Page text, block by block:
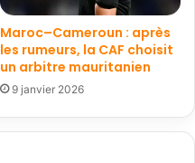
Maroc–Cameroun : après
les rumeurs, la CAF choisit
un arbitre mauritanien
9 janvier 2026